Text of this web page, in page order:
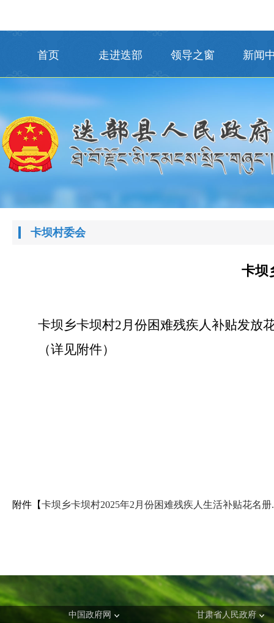
首页 走进迭部 领导之窗 新闻
卡坝村委会
卡坝
卡坝乡卡坝村2月份困难残疾人补贴发放
（详见附件）
附件【卡坝乡卡坝村2025年2月份困难残疾人生活补贴花名册
中国政府网 甘肃省人民政府